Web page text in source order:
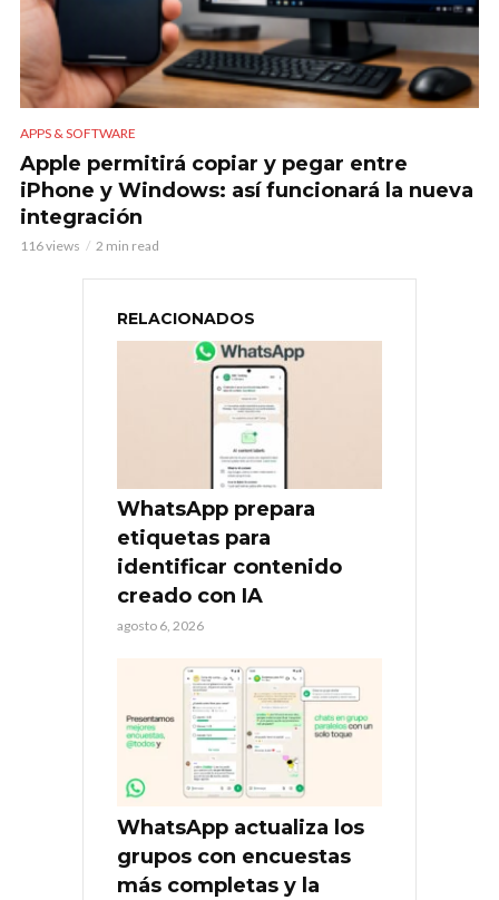
APPS & SOFTWARE
Apple permitirá copiar y pegar entre
iPhone y Windows: así funcionará la nueva
integración
116 views 2 min read
RELACIONADOS
WhatsApp prepara
etiquetas para
identificar contenido
creado con IA
agosto 6, 2026
WhatsApp actualiza los
grupos con encuestas
más completas y la